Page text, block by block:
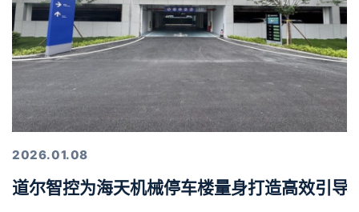
2026.01.08
道尔智控为海天机械停车楼量身打造高效引导